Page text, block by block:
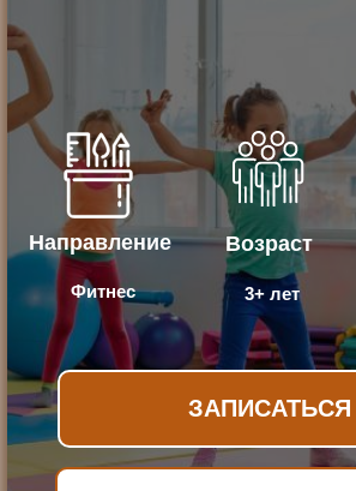
Направление
Фитнес
Возраст
3+ лет
ЗАПИСАТЬСЯ